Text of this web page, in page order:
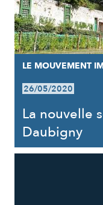
LE MOUVEMENT
26/05/2020
La nouvelle
Daubigny